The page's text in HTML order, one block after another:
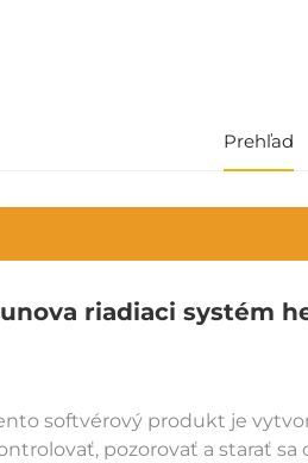
Prehľad
riadiaci systém
softvérový produkt je
pozorovať a starať sa